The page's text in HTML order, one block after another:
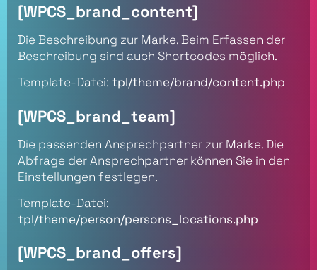
[WPCS_brand_content]
Die Beschreibung zur Marke. Beim Erfassen der
Beschreibung sind auch Shortcodes möglich.
Template-Datei: tpl/theme/brand/content.php
[WPCS_brand_team]
Die passenden Ansprechpartner zur Marke. Die
Abfrage der Ansprechpartner können Sie in den
Einstellungen festlegen.
Template-Datei:
tpl/theme/person/persons_locations.php
[WPCS_brand_offers]